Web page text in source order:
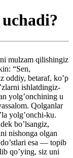
mulzam qilishingiz
“Sen,
oddiy, betaraf, ko’p
ishlatdingiz-
yolg’onchining u
Qolganlar
yolg’onchi-ku.
bo’lsangiz,
nishonga olgan
esa — topib
qo’ying, siz uni